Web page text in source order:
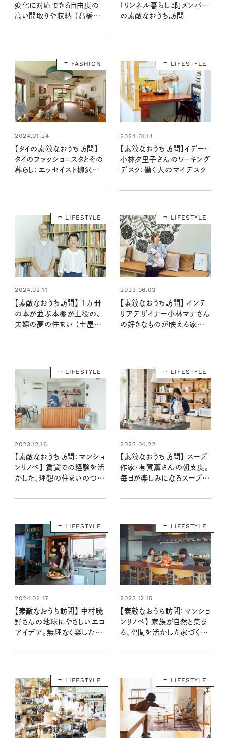
変化に対応できる自由度の
高い間取りや収納 （髙橋さ
「リンネル暮らし部」メンバー
の素敵なおうち訪問
FASHION
2024.01.24
【タイの素敵なおうち訪問】
タイのファッショニスタとその
暮らし：エッセイスト柳沢小
LIFESTYLE
2024.01.14
【素敵なおうち訪問】イデー・
小林夕里子さんのワーキング
デスク：働く人のマイデスク
LIFESTYLE
2024.02.11
【素敵なおうち訪問】 1万冊
の本が並ぶ本棚が主役の、
夫婦の夢の住まい （土屋さ
LIFESTYLE
2023.06.03
【素敵なおうち訪問】 インテ
リアデザイナー小林マナさん
の好きなものが映える家づく
LIFESTYLE
2023.12.16
【素敵なおうち訪問：マンショ
ンリノベ】 賃貸での経験を活
かした、理想の住まいのつく
LIFESTYLE
2023.04.22
【素敵なおうち訪問】 スープ
作家・有賀薫さんの朝支度。
毎日が楽しみになるスープの
LIFESTYLE
2024.02.17
【素敵なおうち訪問】 中村暁
野さんの地球にやさしいエコ
アイデア。無理なく楽しむエ
LIFESTYLE
2023.12.15
【素敵なおうち訪問：マンショ
ンリノベ】 家族が自然と集ま
る、空間を活かした家づくり
LIFESTYLE LIFESTYLE